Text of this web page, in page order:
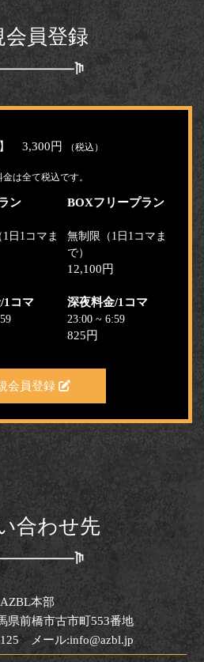
会員登録
】 3,300円 （税込）
は全て税込です。
ン BOXフリープラン
1日1コマま
無制限（1日1コマま
で）
12,100円
1コマ 深夜料金/1コマ
23:00 ~ 6:59
825円
会員登録
合わせ先
AZBL本部
県前橋市古市町553番地
125 メール:info@azbl.jp